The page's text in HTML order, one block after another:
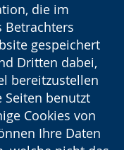
die im
Betrachters
gespeichert
Dritten dabei,
bereitzustellen
Seiten benutzt
Cookies von
Ihre Daten